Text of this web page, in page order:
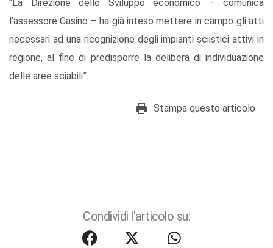
“La Direzione dello Sviluppo economico – comunica
l’assessore Casino – ha già inteso mettere in campo gli atti
necessari ad una ricognizione degli impianti sciistici attivi in
regione, al fine di predisporre la delibera di individuazione
delle aree sciabili”.
Stampa questo articolo
Condividi l'articolo su: